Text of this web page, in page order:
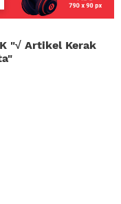
"√ Artikel Kerak
"